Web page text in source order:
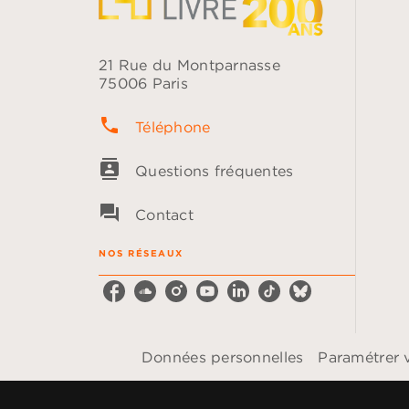
21 Rue du Montparnasse
75006 Paris
phone Téléphone
contacts Questions fréquentes
question_answer Contact
NOS RÉSEAUX
Données personnelles Paramétrer